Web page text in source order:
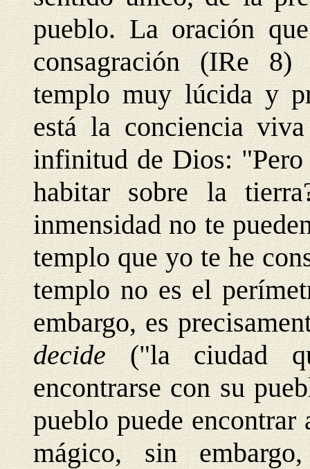
pueblo. La oración
consagración (IRe
templo muy lúcida y
está la conciencia
infinitud de Dios: "Pero
habitar sobre la
inmensidad no te
templo que yo te he
templo no es el
embargo, es
decide("la ciudad
encontrarse con su
pueblo puede
mágico, sin